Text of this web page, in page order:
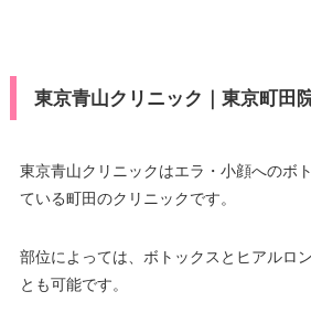
東京青山クリニック｜東京町田
東京青山クリニックはエラ・小顔へのボ
ている町田のクリニックです。
部位によっては、ボトックスとヒアルロ
とも可能です。